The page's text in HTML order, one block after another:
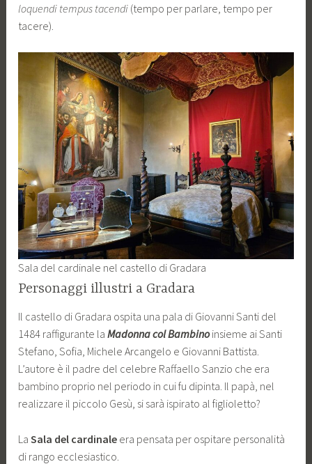
loquendi tempus tacendi (tempo per parlare, tempo per
tacere).
Sala del cardinale nel castello di Gradara
Personaggi illustri a Gradara
Il castello di Gradara ospita una pala di Giovanni Santi del
1484 raffigurante laMadonna col Bambinoinsieme ai Santi
Stefano, Sofia, Michele Arcangelo e Giovanni Battista.
L’autore è il padre del celebre Raffaello Sanzio che era
bambino proprio nel periodo in cui fu dipinta. Il papà, nel
realizzare il piccolo Gesù, si sarà ispirato al figlioletto?
LaSala del cardinale era pensata per ospitare personalità
di rango ecclesiastico.